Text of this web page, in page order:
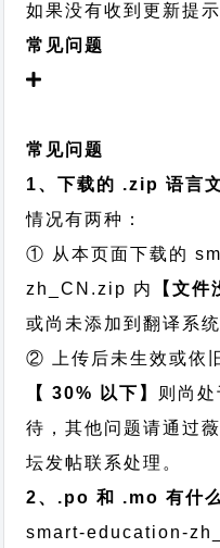
如果没有收到更新提
常见问题
常见问题
1、下载的 .zip 语言
情况有两种：
① 从本页面下载的
zh_CN.zip 内
【文件
或尚未添加到翻译系统
② 上传后未生效或依
【 30% 以下】 则尚
待，其他问题请通过
坛发帖联系处理。
2、.po 和 .mo 有什
smart-education-